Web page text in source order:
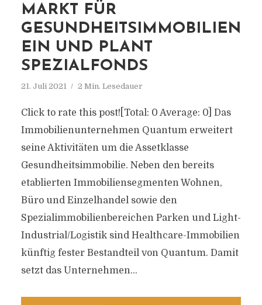
MARKT FÜR
GESUNDHEITSIMMOBILIEN
EIN UND PLANT
SPEZIALFONDS
21. Juli 2021 2 Min. Lesedauer
Click to rate this post![Total: 0 Average: 0] Das
Immobilienunternehmen Quantum erweitert
seine Aktivitäten um die Assetklasse
Gesundheitsimmobilie. Neben den bereits
etablierten Immobiliensegmenten Wohnen,
Büro und Einzelhandel sowie den
Spezialimmobilienbereichen Parken und Light-
Industrial/Logistik sind Healthcare-Immobilien
künftig fester Bestandteil von Quantum. Damit
setzt das Unternehmen...